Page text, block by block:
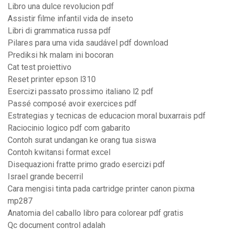
Libro una dulce revolucion pdf
Assistir filme infantil vida de inseto
Libri di grammatica russa pdf
Pilares para uma vida saudável pdf download
Prediksi hk malam ini bocoran
Cat test proiettivo
Reset printer epson l310
Esercizi passato prossimo italiano l2 pdf
Passé composé avoir exercices pdf
Estrategias y tecnicas de educacion moral buxarrais pdf
Raciocinio logico pdf com gabarito
Contoh surat undangan ke orang tua siswa
Contoh kwitansi format excel
Disequazioni fratte primo grado esercizi pdf
Israel grande becerril
Cara mengisi tinta pada cartridge printer canon pixma
mp287
Anatomia del caballo libro para colorear pdf gratis
Qc document control adalah